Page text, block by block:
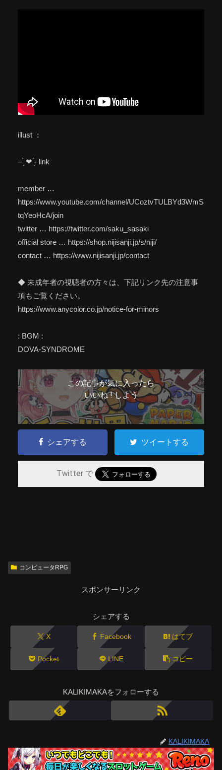
illust ：
– ̗̀ ❤︎‬‪ ̖́- link
member …
https://www.youtube.com/channel/UCoztvTULBYd3WmS
tqYeoHcA/join
twitter … https://twitter.com/saku_sasaki
official store … https://shop.nijisanji.jp/s/niji/
contact … https://www.nijisanji.jp/contact
◆ 未成年者の視聴者の方々は、下記リンク先の注意事
項もご覧ください。
https://www.anycolor.co.jp/notice-for-minors
: BGM :
DOVA-SYNDROME
この記事が気に入ったら
いいね ! しよう
シェアする ツイートする
Twitter で
コンピュータRPG
スポンサーリンク
シェアする
X Facebook はてブ
Pocket LINE コピー
KALIKIMAKAをフォローする
KALIKIMAKA